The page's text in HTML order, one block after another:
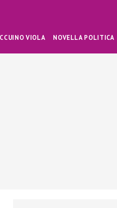
VIOLA NOVELLA POLITICA